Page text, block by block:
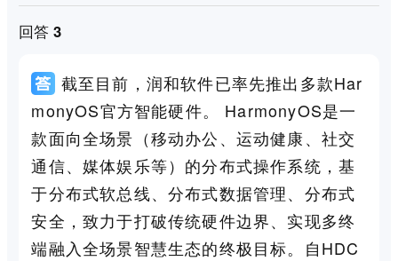
回答 3
截至目前，润和软件已率先推出多款Har
monyOS官方智能硬件。 HarmonyOS是一
款面向全场景（移动办公、运动健康、社交
通信、媒体娱乐等）的分布式操作系统，基
于分布式软总线、分布式数据管理、分布式
安全，致力于打破传统硬件边界、实现多终
端融入全场景智慧生态的终极目标。自HDC